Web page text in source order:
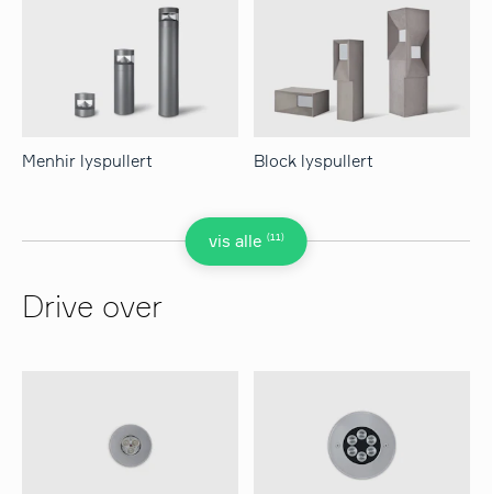
vis alle (11)
Menhir lyspullert Block lyspullert
Drive over